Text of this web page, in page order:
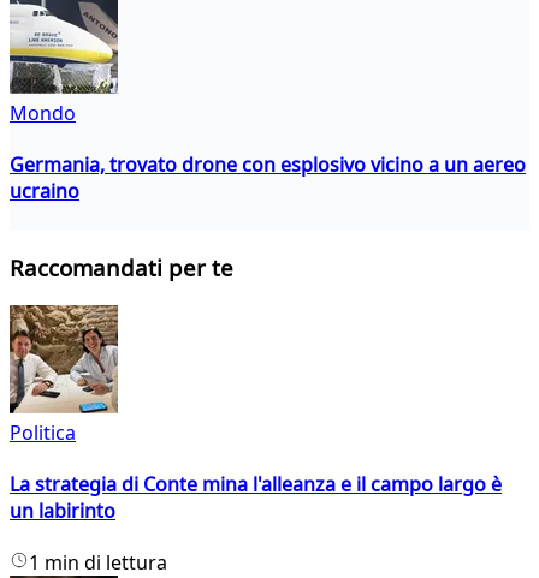
Mondo
Germania, trovato drone con esplosivo vicino a un aereo
ucraino
Raccomandati per te
Politica
La strategia di Conte mina l'alleanza e il campo largo è
un labirinto
1 min di lettura